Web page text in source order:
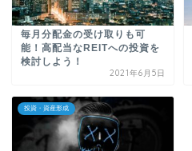
毎月分配金の受け取りも可
能！高配当なREITへの投資を
検討しよう！
2021年6月5日
投資・資産形成